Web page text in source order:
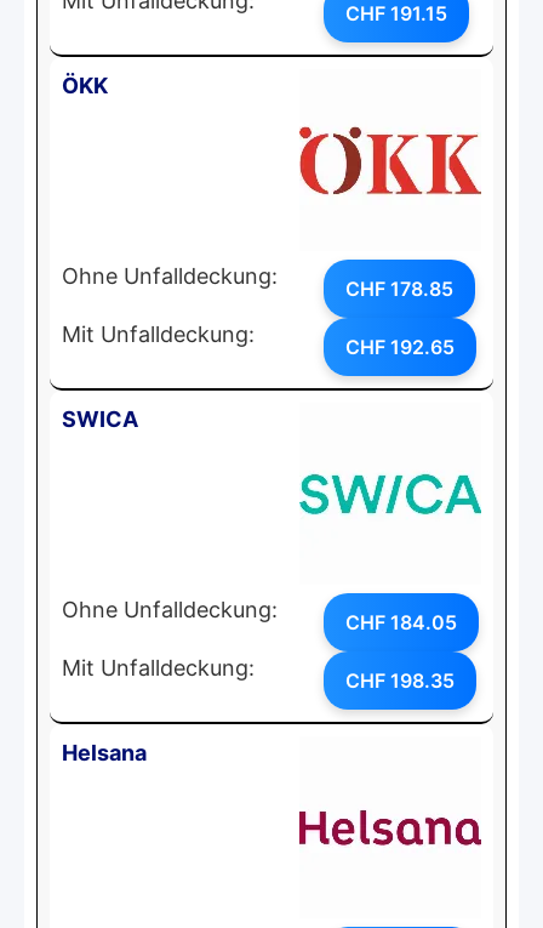
CHF 191.15
ÖKK
Ohne Unfalldeckung: CHF 178.85
Mit Unfalldeckung: CHF 192.65
SWICA
Ohne Unfalldeckung: CHF 184.05
Mit Unfalldeckung: CHF 198.35
Helsana